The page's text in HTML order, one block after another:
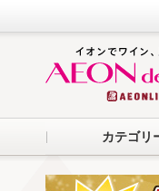
カテゴリ